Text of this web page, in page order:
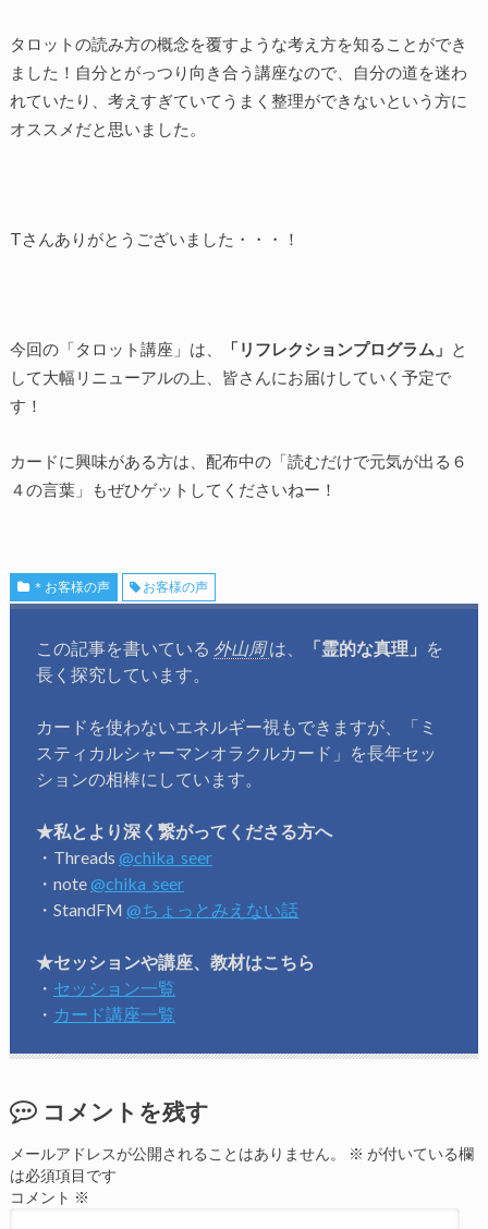
タロットの読み方の概念を覆すような考え方を知ることができ
ました！自分とがっつり向き合う講座なので、自分の道を迷わ
れていたり、考えすぎていてうまく整理ができないという方に
オススメだと思いました。
Tさんありがとうございました・・・！
今回の「タロット講座」は、 「リフレクションプログラム」 と
して大幅リニューアルの上、皆さんにお届けしていく予定で
す！
カードに興味がある方は、配布中の「読むだけで元気が出る６
４の言葉」もぜひゲットしてくださいねー！
＊お客様の声 お客様の声
この記事を書いている 外山周は、 「霊的な真理」 を
長く探究しています。
カードを使わないエネルギー視もできますが、「ミ
スティカルシャーマンオラクルカード」を長年セッ
ションの相棒にしています。
★私とより深く繋がってくださる方へ
・Threads @chika_seer
・note @chika_seer
・StandFM @ちょっとみえない話
★セッションや講座、教材はこちら
・ セッション一覧
・ カード講座一覧
コメントを残す
メールアドレスが公開されることはありません。 ※ が付いている欄
は必須項目です
コメント ※